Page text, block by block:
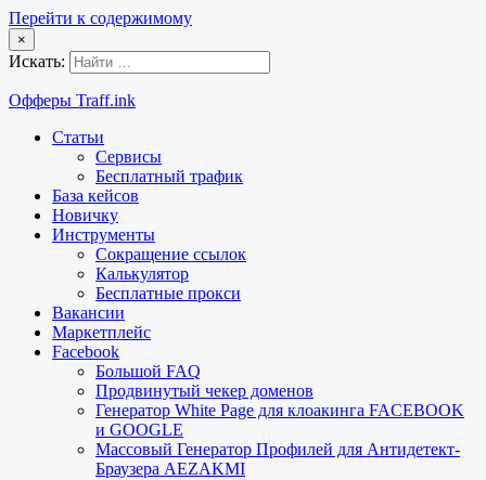
Перейти к содержимому
×
Искать:
Офферы Traff.ink
Статьи
Сервисы
Бесплатный трафик
База кейсов
Новичку
Инструменты
Сокращение ссылок
Калькулятор
Бесплатные прокси
Вакансии
Маркетплейс
Facebook
Большой FAQ
Продвинутый чекер доменов
Генератор White Page для клоакинга FACEBOOK
и GOOGLE
Массовый Генератор Профилей для Антидетект-
Браузера AEZAKMI